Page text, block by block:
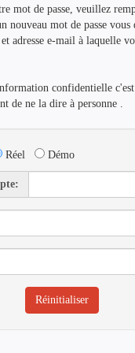
mot de passe, veuillez
nouveau mot de passe
adresse e-mail à laquelle
confidentielle
de ne la dire à personne .
Réel Démo